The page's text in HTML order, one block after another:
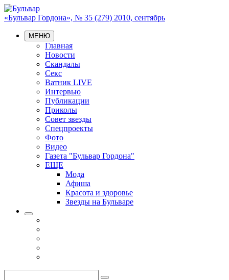
«Бульвар Гордона», № 35 (279) 2010, сентябрь
МЕНЮ
Главная
Новости
Скандалы
Секс
Ватник LIVE
Интервью
Публикации
Приколы
Совет звезды
Спецпроекты
Фото
Видео
Газета "Бульвар Гордона"
ЕЩЕ
Мода
Афиша
Красота и здоровье
Звезды на Бульваре